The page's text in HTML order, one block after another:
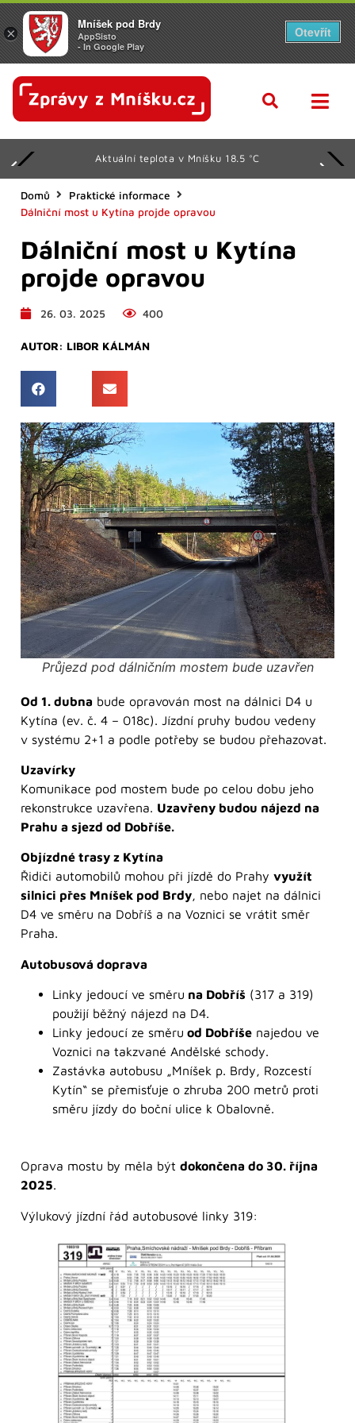
Aktuální teplota v Mníšku 18.5 °C
Domů
Praktické informace
Dálniční most u Kytína projde opravou
Dálniční most u Kytína
projde opravou
26. 03. 2025 400
AUTOR: LIBOR KÁLMÁN
Průjezd pod dálničním mostem bude uzavřen
Od 1. dubna bude opravován most na dálnici D4 u
Kytína (ev. č. 4 – 018c). Jízdní pruhy budou vedeny
v systému 2+1 a podle potřeby se budou přehazovat.
Uzavírky
Komunikace pod mostem bude po celou dobu jeho
rekonstrukce uzavřena. Uzavřeny budou nájezd na
Prahu a sjezd od Dobříše.
Objízdné trasy z Kytína
Řidiči automobilů mohou při jízdě do Prahy využít
silnici přes Mníšek pod Brdy, nebo najet na dálnici
D4 ve směru na Dobříš a na Voznici se vrátit směr
Praha.
Autobusová doprava
Linky jedoucí ve směru na Dobříš (317 a 319)
použijí běžný nájezd na D4.
Linky jedoucí ze směru od Dobříše najedou ve
Voznici na takzvané Andělské schody.
Zastávka autobusu „Mníšek p. Brdy, Rozcestí
Kytín“ se přemisťuje o zhruba 200 metrů proti
směru jízdy do boční ulice k Obalovně.
Oprava mostu by měla být dokončena do 30. října
2025.
Výlukový jízdní řád autobusové linky 319:
×
Mníšek pod Brdy
AppSisto
- In Google Play
Otevřít